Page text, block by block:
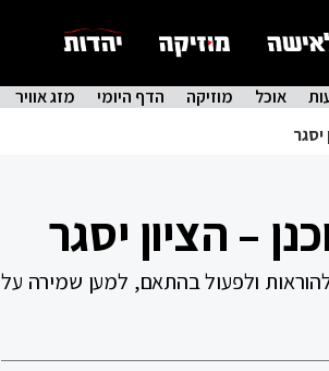
אוכל מוזיקה הדף היומי מזג אוויר
– הציון יסגר
ולפעול בהתאם, למען שמירה על